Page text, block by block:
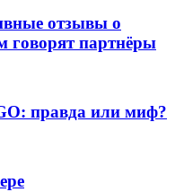
отзывы о
говорят партнёры
правда или миф?